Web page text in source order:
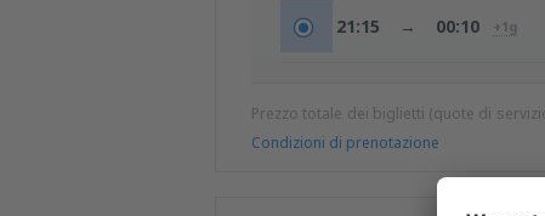
21:15 → 00:10 +1g
Prezzo totale dei biglietti (quote di
Condizioni di prenotazione